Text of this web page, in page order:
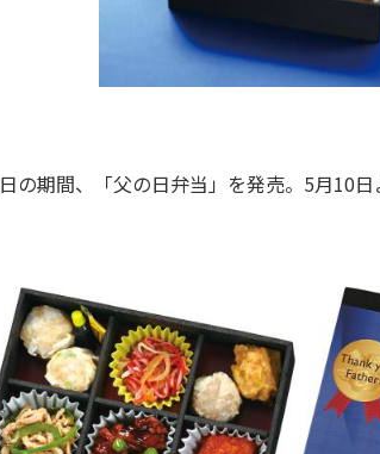
の期間、「父の日弁当」を発売。5月10日